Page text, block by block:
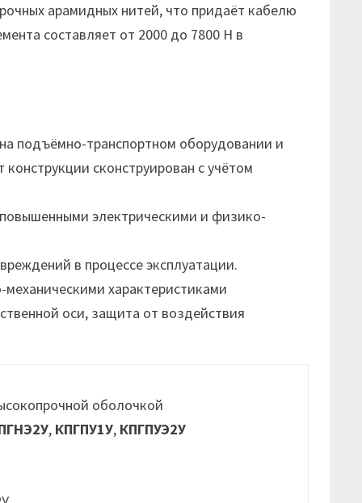
арамидных нитей, что придаёт кабелю
составляет от 2000 до 7800 Н в
подъёмно-транспортном оборудовании и
сконструирован с учётом
электрическими и физико-
в процессе эксплуатации.
характеристиками
оси, защита от воздействия
оболочкой
, КПГПУ1У, КПГПУЭ2У